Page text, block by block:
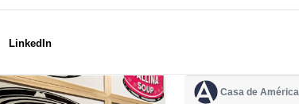
LinkedIn
Casa de América